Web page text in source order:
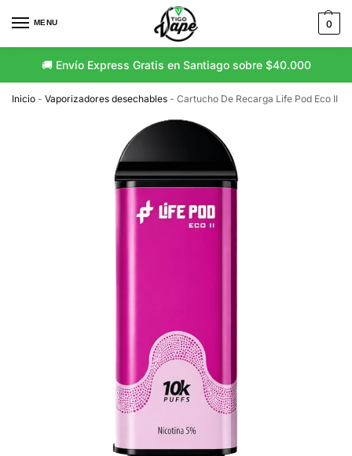
MENU 0
🚚 Envío Express Gratis en Santiago sobre $40.000
🚛 Envío Gratis a Regiones sobre $80.000
Inicio - Vaporizadores desechables - Cartucho De Recarga Life Pod Eco II